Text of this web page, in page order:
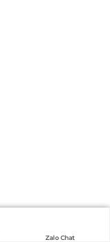
Zalo Chat